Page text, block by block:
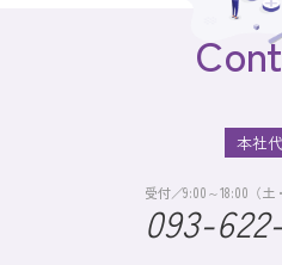
本社
受付／9:00～18:00（土
093-